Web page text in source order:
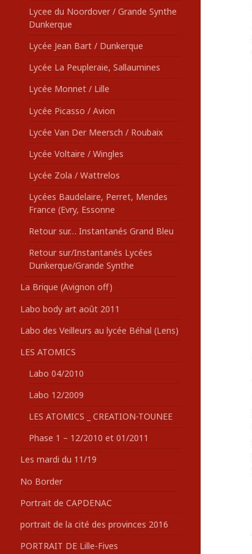
Lycee du Noordover / Grande Synthe
Dunkerque
Lycée Jean Bart / Dunkerque
Lycée La Peupleraie, Sallaumines
Lycée Monnet / Lille
Lycée Picasso / Avion
Lycée Van Der Meersch / Roubaix
Lycée Voltaire / Wingles
Lycée Zola / Wattrelos
Lycées Baudelaire, Perret, Mendes
France (Evry, Essonne
Retour sur… Instantanés Grand Bleu
Retour sur/Instantanés Lycées
Dunkerque/Grande Synthe
La Brique (Avignon off)
Labo body art août 2011
Labo des Veilleurs au lycée Béhal (Lens)
LES ATOMICS
Labo 04/2010
Labo 12/2009
LES ATOMICS _ CREATION-TOUNEE
Phase 1 – 12/2010 et 01/2011
Les mardi du 11/19
No Border
Portrait de CAPDENAC
portrait de la cité des provinces 2016
PORTRAIT DE Lille-Fives